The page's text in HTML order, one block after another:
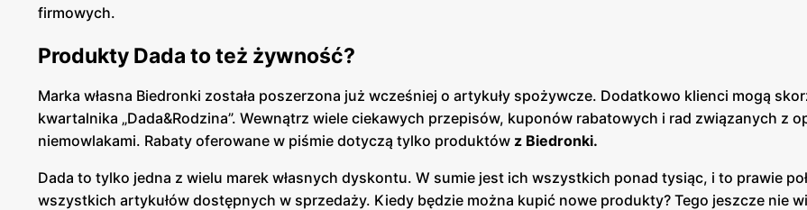
firmowych.
Produkty Dada to też żywność?
Marka własna Biedronki została poszerzona już wcześniej o artykuły spożywcze. Dodatkowo klienci mogą
kwartalnika „Dada&Rodzina”. Wewnątrz wiele ciekawych przepisów, kuponów rabatowych i rad związanych z
niemowlakami. Rabaty oferowane w piśmie dotyczą tylko produktów z Biedronki.
Dada to tylko jedna z wielu marek własnych dyskontu. W sumie jest ich wszystkich ponad tysiąc, i to prawie
wszystkich artykułów dostępnych w sprzedaży. Kiedy będzie można kupić nowe produkty? Tego jeszcze nie